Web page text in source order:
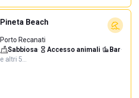
Pineta Beach
Porto Recanati
Sabbiosa· Accesso animali· Bar·
e altri 5…